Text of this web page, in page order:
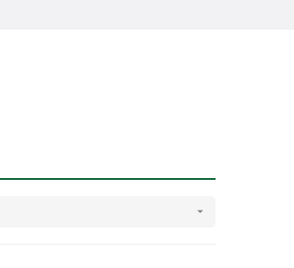
